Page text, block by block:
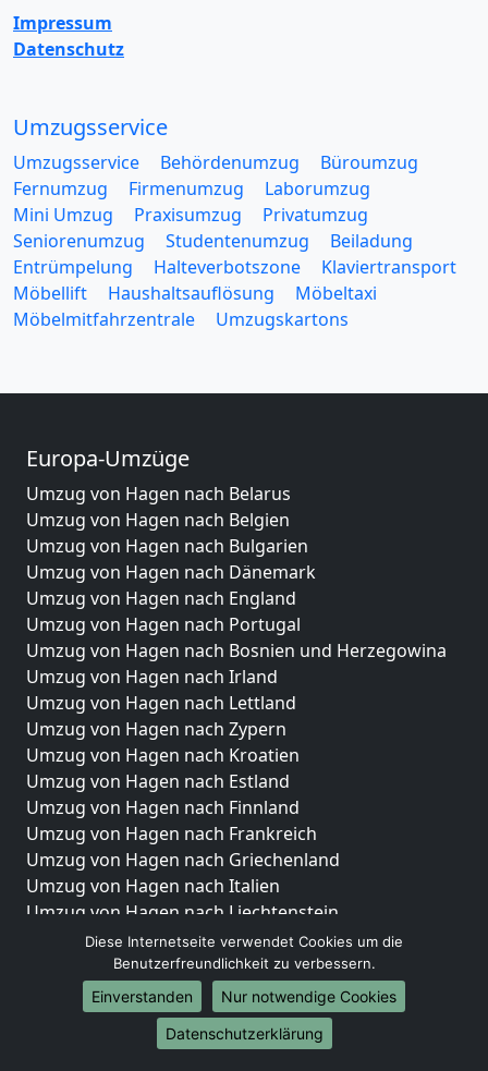
Impressum
Datenschutz
Umzugsservice
Umzugsservice Behördenumzug
Büroumzug
Fernumzug
Firmenumzug
Laborumzug
Mini Umzug
Praxisumzug
Privatumzug
Seniorenumzug
Studentenumzug
Beiladung
Entrümpelung
Halteverbotszone
Klaviertransport
Möbellift
Haushaltsauflösung
Möbeltaxi
Möbelmitfahrzentrale
Umzugskartons
Europa-Umzüge
Umzug von Hagen nach Belarus
Umzug von Hagen nach Belgien
Umzug von Hagen nach Bulgarien
Umzug von Hagen nach Dänemark
Umzug von Hagen nach England
Umzug von Hagen nach Portugal
Umzug von Hagen nach Bosnien und Herzegowina
Umzug von Hagen nach Irland
Umzug von Hagen nach Lettland
Umzug von Hagen nach Zypern
Umzug von Hagen nach Kroatien
Umzug von Hagen nach Estland
Umzug von Hagen nach Finnland
Umzug von Hagen nach Frankreich
Umzug von Hagen nach Griechenland
Umzug von Hagen nach Italien
Umzug von Hagen nach Liechtenstein
Umzug von Hagen nach Luxemburg
Umzug von Hagen nach Niederlande
Umzug von Hagen nach Norwegen
Umzüge-Deutschlandweit
Diese Internetseite verwendet Cookies um die
Benutzerfreundlichkeit zu verbessern.
Einverstanden
Nur notwendige Cookies
Datenschutzerklärung